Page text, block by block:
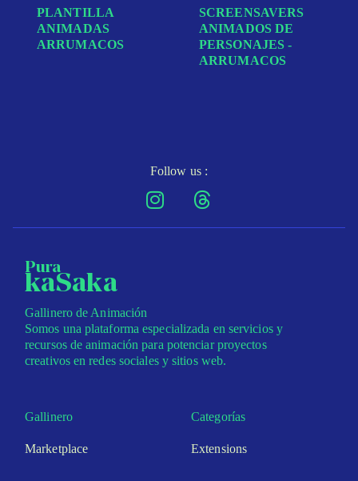
PLANTILLA
ANIMADAS
ARRUMACOS
SCREENSAVERS
ANIMADOS DE
PERSONAJES -
ARRUMACOS
Follow us :
Pura
kaSaka
Gallinero de Animación
Somos una plataforma especializada en servicios y
recursos de animación para potenciar proyectos
creativos en redes sociales y sitios web.
Gallinero
Marketplace
Categorías
Extensions